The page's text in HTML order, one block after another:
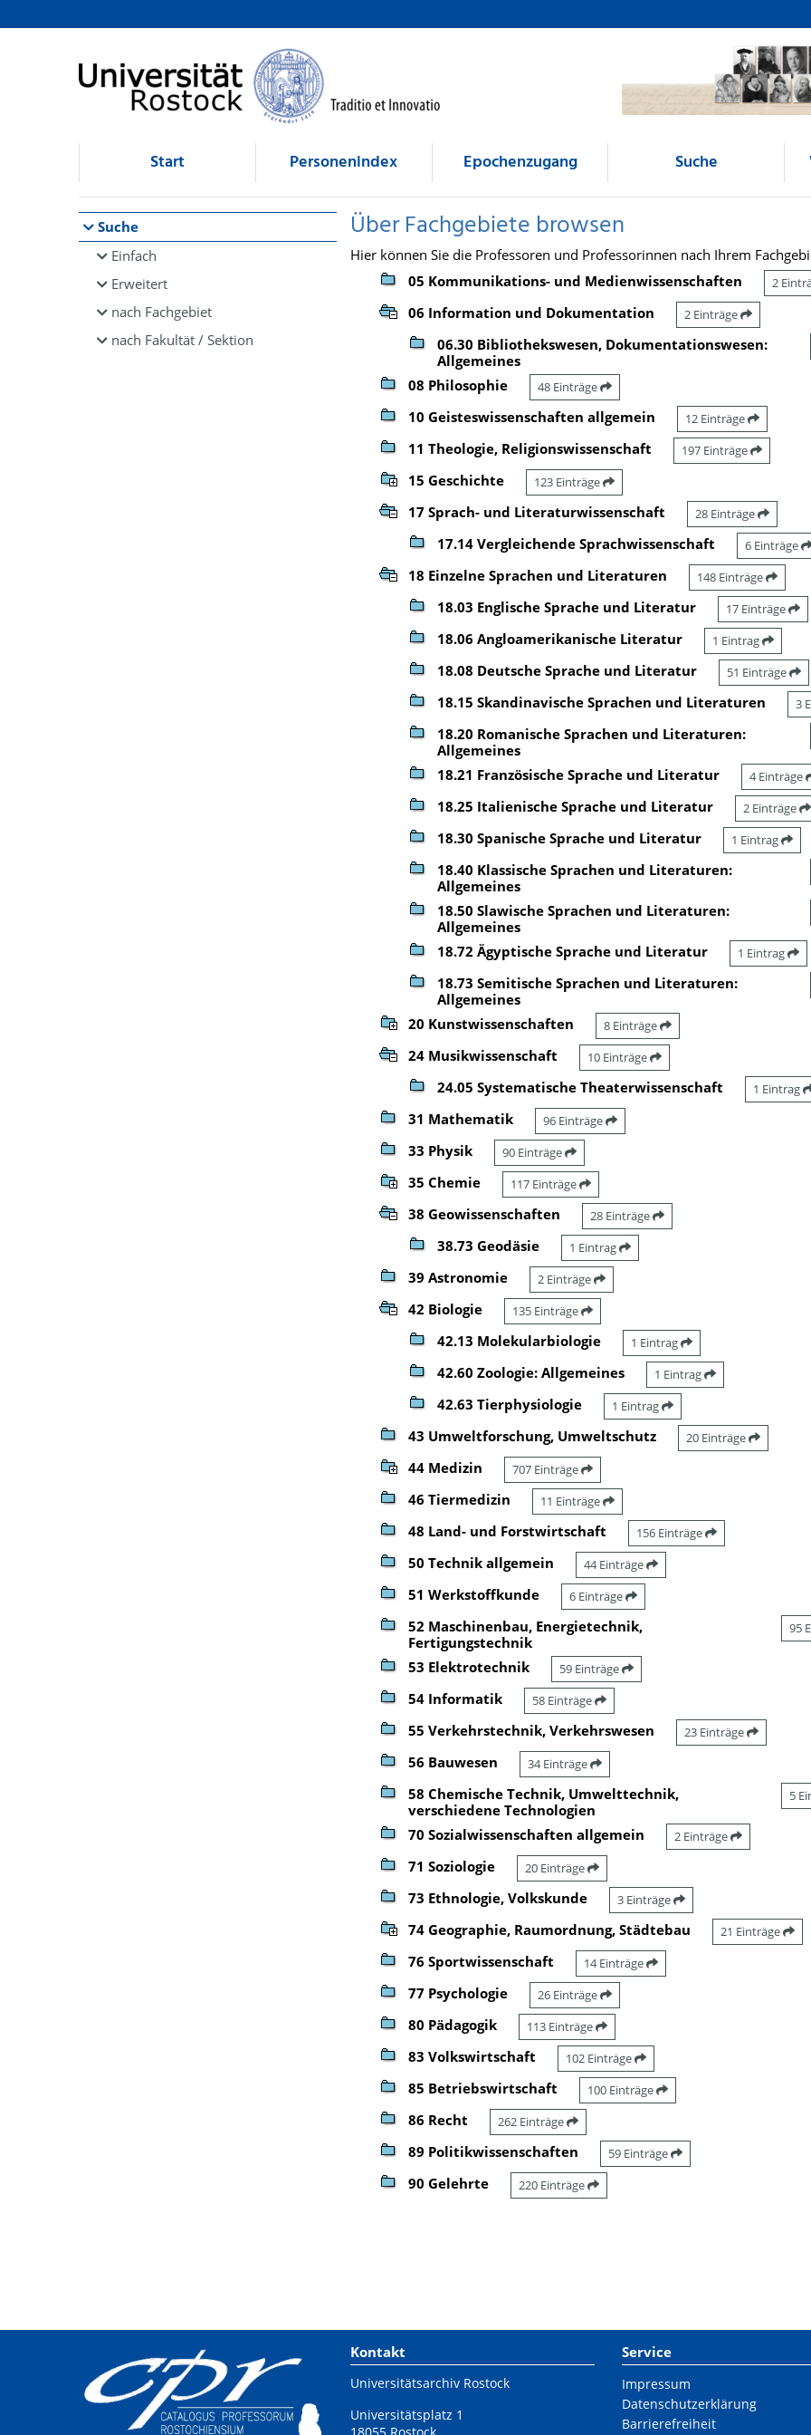
Browsen
direkt zum Inhalt
Start Personenindex Epochenzugang Suche
Suche
Einfach
Erweitert
nach Fachgebiet
nach Fakultät / Sektion
Über Fachgebiete browsen
Hier können Sie die Professoren und Professorinnen nach Ihrem
05 Kommunikations- und Medienwissenschaften
2
06 Information und Dokumentation 2 Einträge
06.30 Bibliothekswesen, Dokumentationswesen:
Allgemeines
08 Philosophie 48 Einträge
10 Geisteswissenschaften allgemein 12 Einträge
11 Theologie, Religionswissenschaft 197 Einträge
15 Geschichte 123 Einträge
17 Sprach- und Literaturwissenschaft 28 Einträge
17.14 Vergleichende Sprachwissenschaft 6 Einträge
18 Einzelne Sprachen und Literaturen 148 Einträge
18.03 Englische Sprache und Literatur 17 Einträge
18.06 Angloamerikanische Literatur 1 Eintrag
18.08 Deutsche Sprache und Literatur 51 Einträge
18.15 Skandinavische Sprachen und Literaturen 3
18.20 Romanische Sprachen und Literaturen:
Allgemeines
18.21 Französische Sprache und Literatur 4 Einträge
18.25 Italienische Sprache und Literatur 2 Einträge
18.30 Spanische Sprache und Literatur 1 Eintrag
18.40 Klassische Sprachen und Literaturen:
Allgemeines
18.50 Slawische Sprachen und Literaturen:
Allgemeines
18.72 Ägyptische Sprache und Literatur 1 Eintrag
18.73 Semitische Sprachen und Literaturen:
Allgemeines
20 Kunstwissenschaften 8 Einträge
24 Musikwissenschaft 10 Einträge
24.05 Systematische Theaterwissenschaft 1 Eintrag
31 Mathematik 96 Einträge
33 Physik 90 Einträge
35 Chemie 117 Einträge
38 Geowissenschaften 28 Einträge
38.73 Geodäsie 1 Eintrag
39 Astronomie 2 Einträge
42 Biologie 135 Einträge
42.13 Molekularbiologie 1 Eintrag
42.60 Zoologie: Allgemeines 1 Eintrag
42.63 Tierphysiologie 1 Eintrag
43 Umweltforschung, Umweltschutz 20 Einträge
44 Medizin 707 Einträge
46 Tiermedizin 11 Einträge
48 Land- und Forstwirtschaft 156 Einträge
50 Technik allgemein 44 Einträge
51 Werkstoffkunde 6 Einträge
52 Maschinenbau, Energietechnik,
Fertigungstechnik
95
53 Elektrotechnik 59 Einträge
54 Informatik 58 Einträge
55 Verkehrstechnik, Verkehrswesen 23 Einträge
56 Bauwesen 34 Einträge
58 Chemische Technik, Umwelttechnik,
verschiedene Technologien
5
70 Sozialwissenschaften allgemein 2 Einträge
71 Soziologie 20 Einträge
73 Ethnologie, Volkskunde 3 Einträge
74 Geographie, Raumordnung, Städtebau 21 Einträge
76 Sportwissenschaft 14 Einträge
77 Psychologie 26 Einträge
80 Pädagogik 113 Einträge
83 Volkswirtschaft 102 Einträge
85 Betriebswirtschaft 100 Einträge
86 Recht 262 Einträge
89 Politikwissenschaften 59 Einträge
90 Gelehrte 220 Einträge
Kontakt
Universitätsarchiv Rostock
Universitätsplatz 1
Service
Impressum
Datenschutzerklärung
Barrierefreiheit